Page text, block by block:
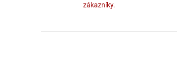
zákazníky.